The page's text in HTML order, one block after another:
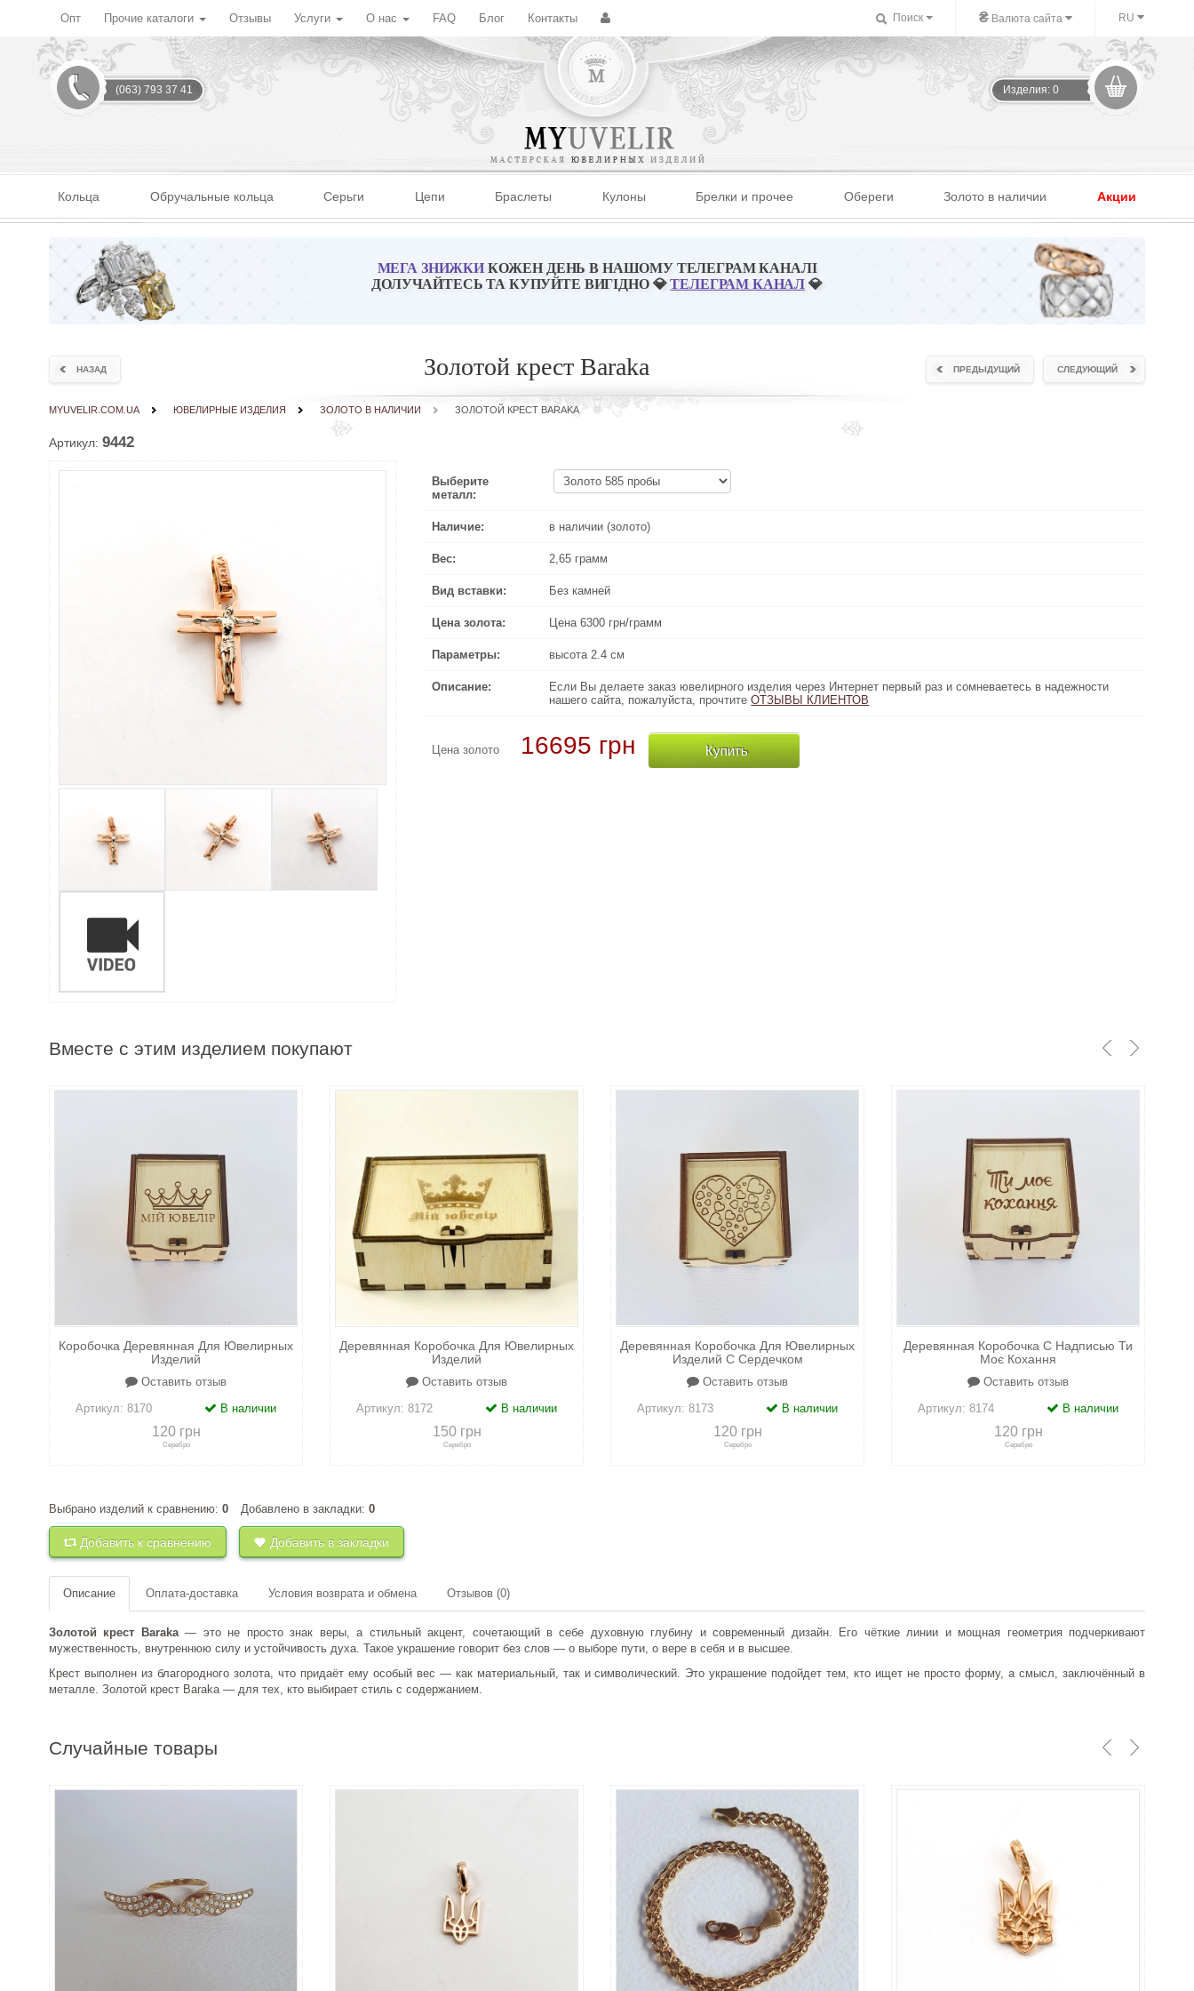
Опт Прочие каталоги Отзывы Услуги О нас FAQ Блог Контакты Поиск ₴ Валюта сайта RU
(063) 793 37 41 Изделия: 0
Кольца Обручальные кольца Серьги Цепи Браслеты Кулоны Брелки и прочее Обереги Золото в наличии Акции
МЕГА ЗНИЖКИКОЖЕН ДЕНЬ В НАШОМУ ТЕЛЕГРАМ КАНАЛІ
ДОЛУЧАЙТЕСЬ ТА КУПУЙТЕ ВИГІДНО 💎ТЕЛЕГРАМ КАНАЛ 💎
НАЗАД СЛЕДУЮЩИЙ
ПРЕДЫДУЩИЙ
Золотой крест Baraka
MYUVELIR.COM.UA ЮВЕЛИРНЫЕ ИЗДЕЛИЯ ЗОЛОТО В НАЛИЧИИ ЗОЛОТОЙ КРЕСТ BARAKA
Артикул: 9442
Выберите
металл:
Наличие: в наличии (золото)
Вес: 2,65 грамм
Вид вставки: Без камней
Цена золота: Цена 6300 грн/грамм
Параметры: высота 2.4 см
Описание:
Если Вы делаете заказ ювелирного изделия через Интернет первый раз и сомневаетесь в надежности
нашего сайта, пожалуйста, прочтитеОТЗЫВЫ КЛИЕНТОВ
Цена золото 16695 грн Купить
Описание:
Если Вы делаете заказ ювелирного изделия через Интернет первый раз и сомневаетесь в надежности
нашего сайта, пожалуйста, прочтите
ОТЗЫВЫ КЛИЕНТОВ
Вместе с этим изделием покупают
Коробочка Деревянная Для Ювелирных
Изделий
Оставить отзыв
Артикул:8170 В наличии
120 грн
Серебро
+к сравнению +в закладки
Деревянная Коробочка Для Ювелирных
Изделий
Оставить отзыв
Артикул:8172 В наличии
150 грн
Серебро
Деревянная Коробочка Для Ювелирных
Изделий С Сердечком
Оставить отзыв
Артикул:8173 В наличии
120 грн
Серебро
Деревянная Коробочка С Надписью Ти
Моє Кохання
Оставить отзыв
Артикул:8174 В наличии
120 грн
Серебро
Выбрано изделий к сравнению: 0 Добавлено в закладки: 0
Добавить к сравнению Добавить в закладки
Описание Оплата-доставка Условия возврата и обмена Отзывов (0)
Золотой крест Baraka— это не просто знак веры, а стильный акцент, сочетающий в себе духовную глубину и современный дизайн. Его чёткие линии и мощная геометрия подчеркивают
мужественность, внутреннюю силу и устойчивость духа. Такое украшение говорит без слов — о выборе пути, о вере в себя и в высшее.
Крест выполнен из благородного золота, что придаёт ему особый вес — как материальный, так и символический. Это украшение подойдет тем, кто ищет не просто форму, а смысл, заключённый в
металле. Золотой крест Baraka — для тех, кто выбирает стиль с содержанием.
Случайные товары